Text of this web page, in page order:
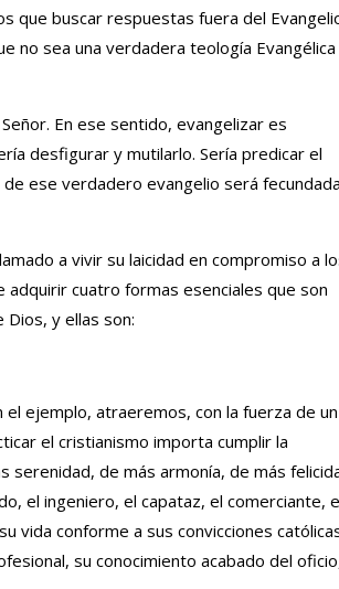
que buscar respuestas fuera del
no sea una verdadera teología Evangélica
En ese sentido, evangelizar es
desfigurar y mutilarlo. Sería predicar el
ese verdadero evangelio será
a vivir su laicidad en compromiso a
cuatro formas esenciales que son
y ellas son:
ejemplo, atraeremos, con la fuerza de un
el cristianismo importa cumplir la
serenidad, de más armonía, de más
el ingeniero, el capataz, el comerciante,
vida conforme a sus convicciones
su conocimiento acabado del